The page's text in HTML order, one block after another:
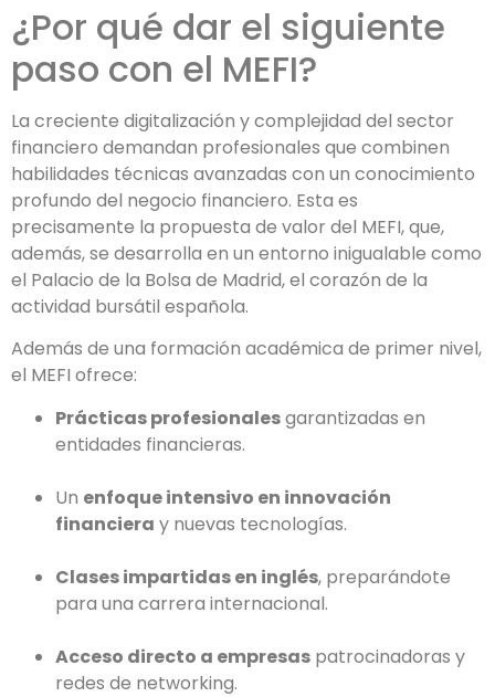
¿Por qué dar el siguiente
paso con el MEFI?
La creciente digitalización y complejidad del sector
financiero demandan profesionales que combinen
habilidades técnicas avanzadas con un conocimiento
profundo del negocio financiero. Esta es
precisamente la propuesta de valor del MEFI, que,
además, se desarrolla en un entorno inigualable como
el Palacio de la Bolsa de Madrid, el corazón de la
actividad bursátil española.
Además de una formación académica de primer nivel,
el MEFI ofrece:
Prácticas profesionalesgarantizadas en
entidades financieras.
Un enfoque intensivo en innovación
financiera y nuevas tecnologías.
Clases impartidas en inglés, preparándote
para una carrera internacional.
Acceso directo a empresas patrocinadoras y
redes de networking.